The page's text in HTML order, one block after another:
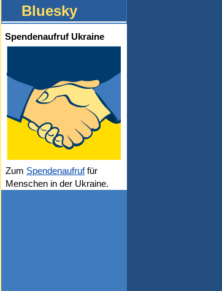
Bluesky
Spendenaufruf Ukraine
Zum Spendenaufruffür
Menschen in der Ukraine.